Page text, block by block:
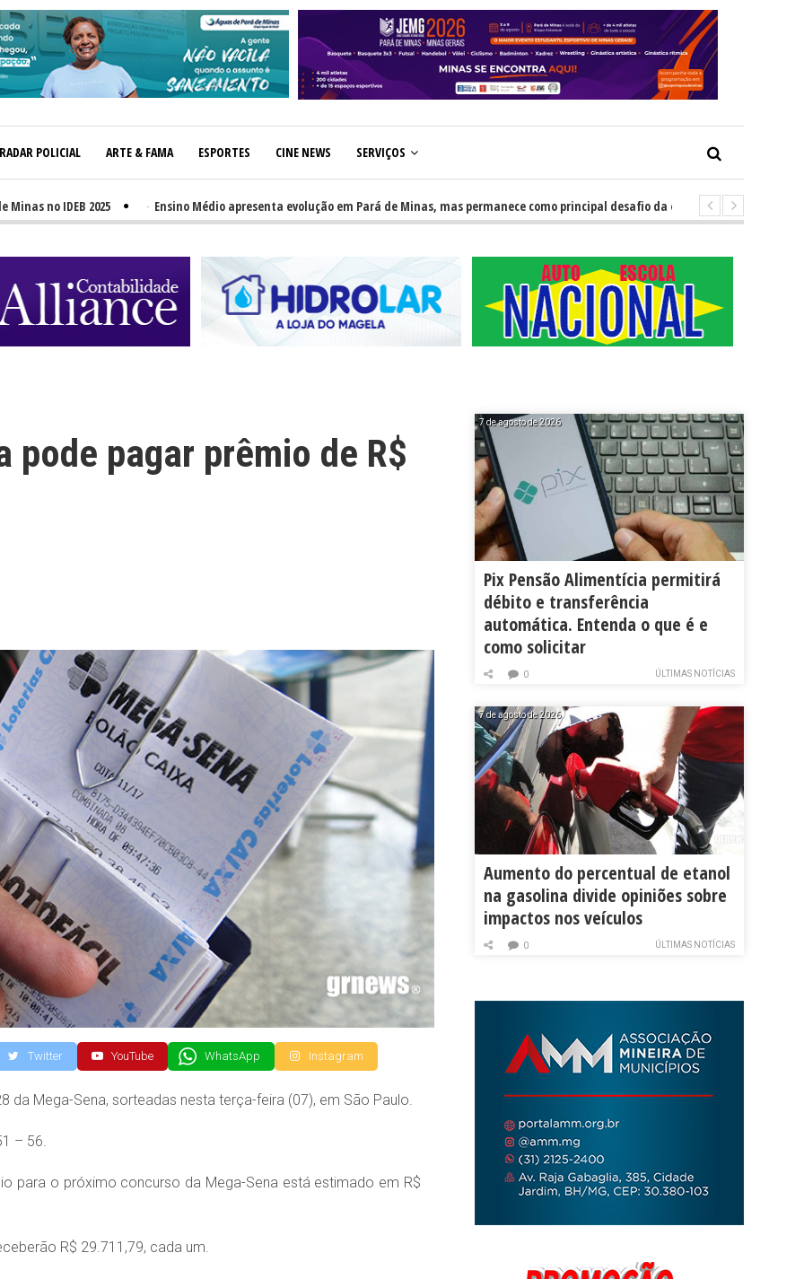
RADAR POLICIAL ARTE & FAMA ESPORTES CINE NEWS SERVIÇOS
IDEB 2025 - Ensino Médio apresenta evolução em Pará de Minas, mas permanece como principal desafio da educação Escolas
pode pagar prêmio de R$
Twitter YouTube WhatsApp Instagram
da Mega-Sena, sorteadas nesta terça-feira (07), em São Paulo.
– 56.
para o próximo concurso da Mega-Sena está estimado em R$
R$ 29.711,79, cada um.
7 de agosto de 2026
Pix Pensão Alimentícia permitirá
débito e transferência
automática. Entenda o que é e
como solicitar
ÚLTIMAS NOTÍCIAS
0
7 de agosto de 2026
Aumento do percentual de etanol
na gasolina divide opiniões sobre
impactos nos veículos
ÚLTIMAS NOTÍCIAS
0